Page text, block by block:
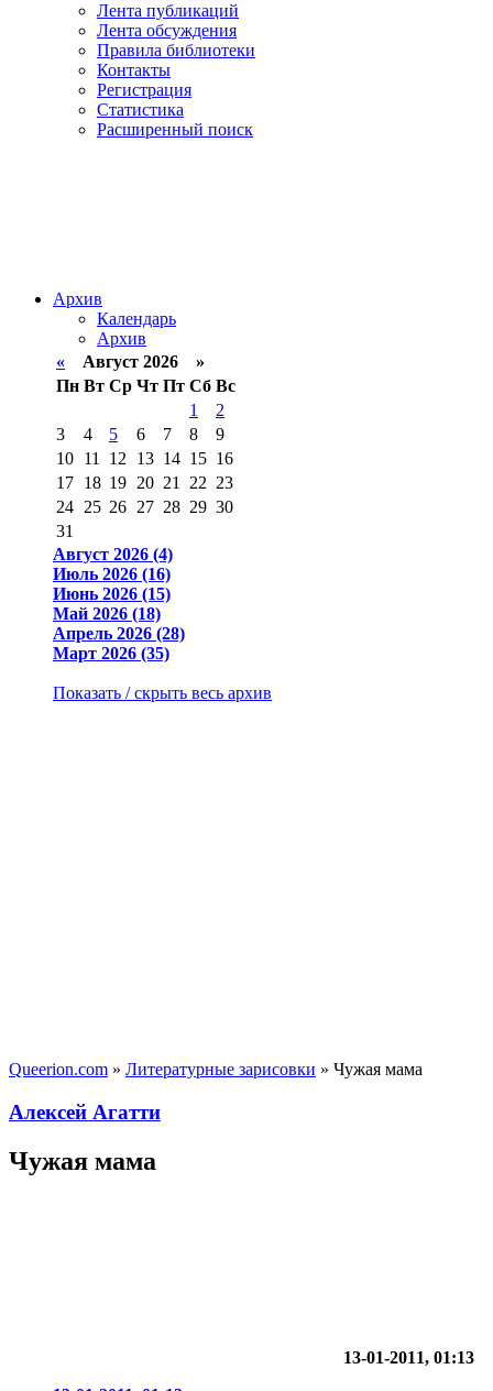
Лента публикаций
Лента обсуждения
Правила библиотеки
Контакты
Регистрация
Статистика
Расширенный поиск
Архив
Календарь
Архив
« Август 2026 »
Пн Вт Ср Чт Пт Сб Вс
1
2
3
4 5 6 7 8
9
10 11 12 13 14 15 16
17 18 19 20 21 22 23
24 25 26 27 28 29 30
31
Август 2026 (4)
Июль 2026 (16)
Июнь 2026 (15)
Май 2026 (18)
Апрель 2026 (28)
Март 2026 (35)
Показать / скрыть весь архив
Queerion.com » Литературные зарисовки » Чужая мама
Алексей Агатти
Чужая мама
13-01-2011, 01:13